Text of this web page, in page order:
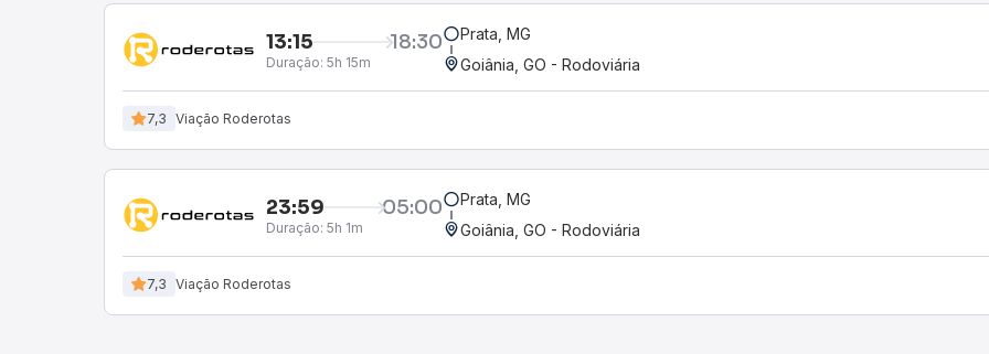
13:15 18:30
Duração: 5h 15m
Prata, MG
Goiânia, GO - Rodoviária
7,3 Viação Roderotas
23:59 05:00
Duração: 5h 1m
Prata, MG
Goiânia, GO - Rodoviária
7,3 Viação Roderotas